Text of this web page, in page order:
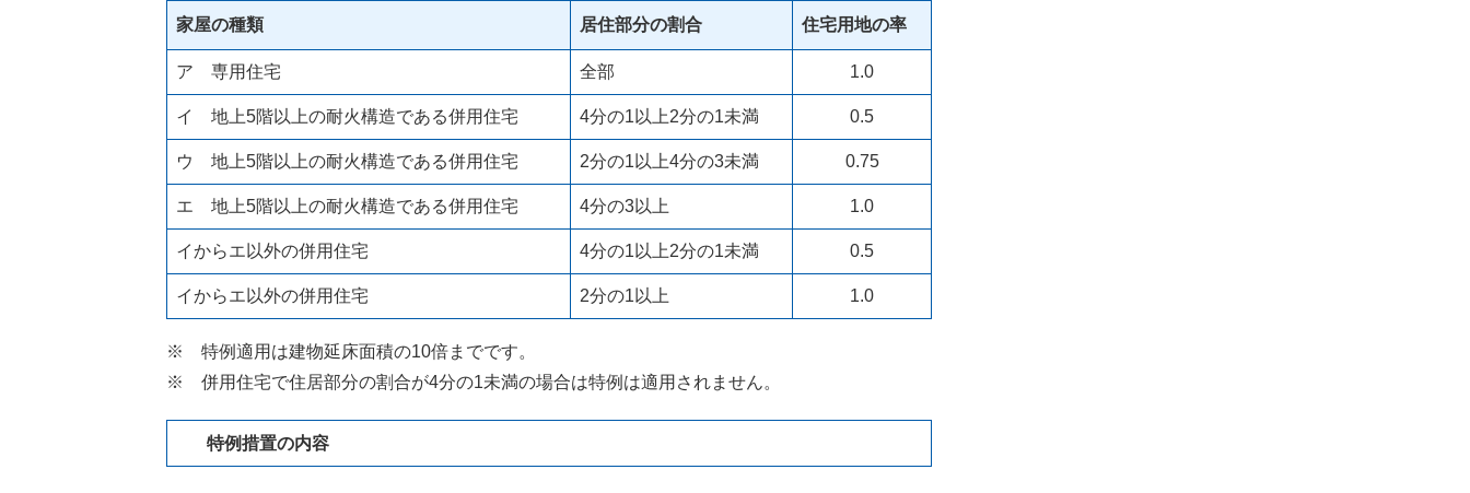
家屋の種類 居住部分の割合 住宅用地の率
ア 専用住宅 全部 1.0
イ 地上5階以上の耐火構造である併用住宅 4分の1以上2分の1未満 0.5
ウ 地上5階以上の耐火構造である併用住宅 2分の1以上4分の3未満 0.75
エ 地上5階以上の耐火構造である併用住宅 4分の3以上 1.0
イからエ以外の併用住宅 4分の1以上2分の1未満 0.5
イからエ以外の併用住宅 2分の1以上 1.0
※ 特例適用は建物延床面積の10倍までです。
※ 併用住宅で住居部分の割合が4分の1未満の場合は特例は適用されません。​
特例措置の内容